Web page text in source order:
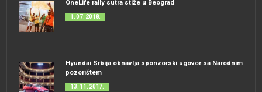
OneLife rally sutra stiže u Beograd
1. 07. 2018.
Hyundai Srbija obnavlja sponzorski ugovor sa Narodnim
pozorištem
13. 11. 2017.